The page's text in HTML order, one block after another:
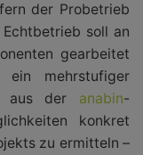
der Probetrieb
soll an
gearbeitet
ein mehrstufiger
aus der anabin-
konkret
zu ermitteln –